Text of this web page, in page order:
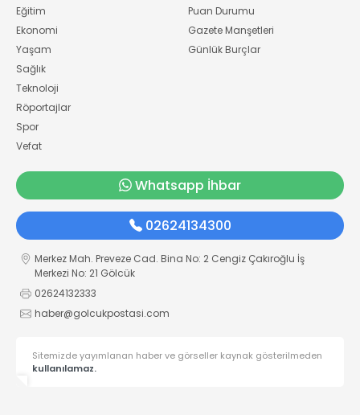
Eğitim
Ekonomi
Yaşam
Sağlık
Teknoloji
Röportajlar
Spor
Vefat
Puan Durumu
Gazete Manşetleri
Günlük Burçlar
Whatsapp İhbar
02624134300
Merkez Mah. Preveze Cad. Bina No: 2 Cengiz Çakıroğlu İş
Merkezi No: 21 Gölcük
02624132333
haber@golcukpostasi.com
Sitemizde yayımlanan haber ve görseller kaynak gösterilmeden
kullanılamaz.